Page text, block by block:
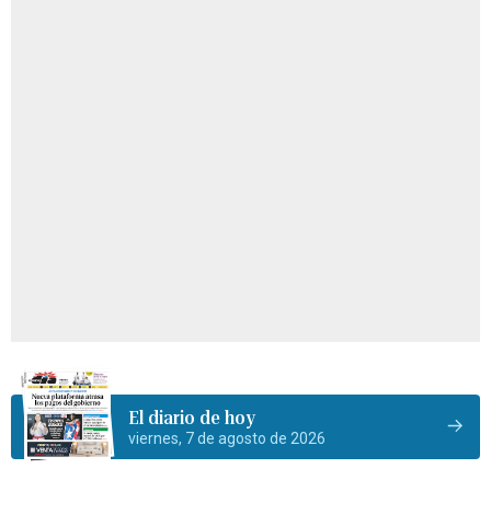
El diario de hoy
viernes, 7 de agosto de 2026